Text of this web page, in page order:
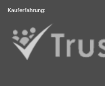
Kauferfahrung: